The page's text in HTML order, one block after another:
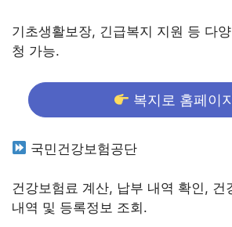
기초생활보장, 긴급복지 지원 등 다
청 가능.
복지로 홈페이
국민건강보험공단
건강보험료 계산, 납부 내역 확인, 건
내역 및 등록정보 조회.